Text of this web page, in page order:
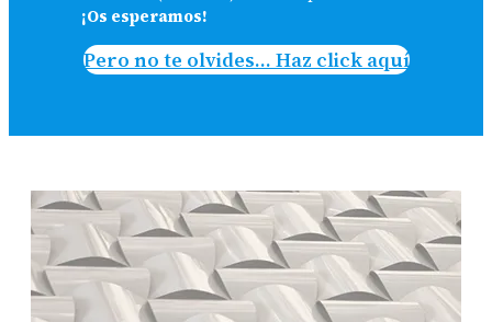
¡Os esperamos!
Pero no te olvides… Haz click aquí